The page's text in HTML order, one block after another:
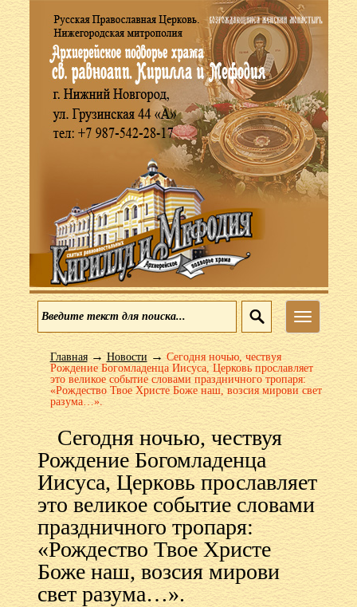
Меню
Главная→Новости→Сегодня ночью, чествуя
Рождение Богомладенца Иисуса, Церковь прославляет
это великое событие словами праздничного тропаря:
«Рождество Твое Христе Боже наш, возсия мирови свет
разума…».
Сегодня ночью, чествуя
Рождение Богомладенца
Иисуса, Церковь прославляет
это великое событие словами
праздничного тропаря:
«Рождество Твое Христе
Боже наш, возсия мирови
свет разума…».